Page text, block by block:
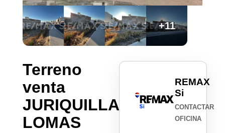
+11
Terreno
venta
JURIQUILLA
LOMAS
REMAX
Si
CONTACTAR
OFICINA